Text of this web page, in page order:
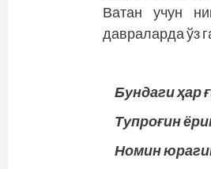
Ватан учун
давраларда ўз
Бундаги ҳар
Тупроғин
Номин